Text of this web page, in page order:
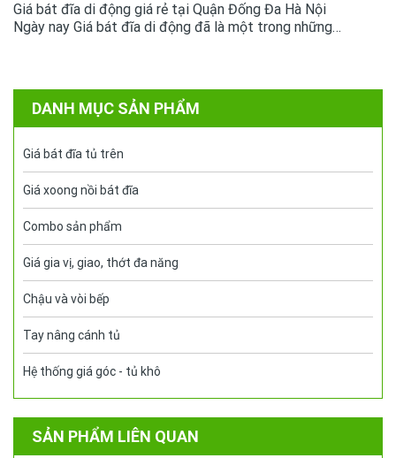
Giá bát đĩa di động giá rẻ tại Quận Đống Đa Hà Nội
Ngày nay Giá bát đĩa di động đã là một trong những
DANH MỤC SẢN PHẨM
Giá bát đĩa tủ trên
Giá xoong nồi bát đĩa
Combo sản phẩm
Giá gia vị, giao, thớt đa năng
Chậu và vòi bếp
Tay nâng cánh tủ
Hệ thống giá góc - tủ khô
SẢN PHẨM LIÊN QUAN